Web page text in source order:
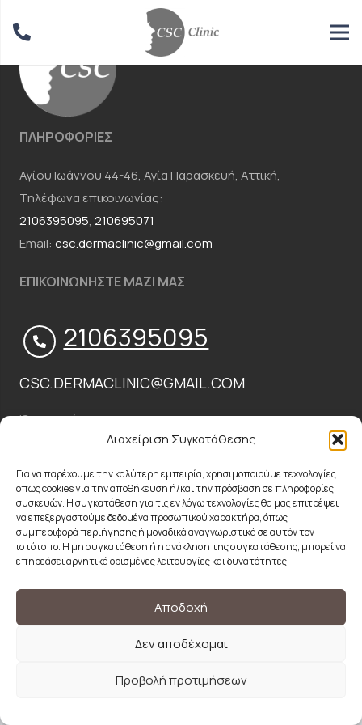
Διαχείριση Συγκατάθεσης
Για να παρέχουμε την καλύτερη εμπειρία, χρησιμοποιούμε τεχνολογίες
όπως cookies για την αποθήκευση ή/και την πρόσβαση σε πληροφορίες
συσκευών. Η συγκατάθεση για τις εν λόγω τεχνολογίες θα μας επιτρέψει
να επεξεργαστούμε δεδομένα προσωπικού χαρακτήρα, όπως
συμπεριφορά περιήγησης ή μοναδικά αναγνωριστικά σε αυτόν τον
ιστότοπο. Η μη συγκατάθεση ή η ανάκληση της συγκατάθεσης, μπορεί να
επηρεάσει αρνητικά ορισμένες λειτουργίες και δυνατότητες.
Αποδοχή
Δεν αποδέχομαι
Προβολή προτιμήσεων
ΠΛΗΡΟΦΟΡΙΕΣ
Αγίου Ιωάννου 44-46, Αγία Παρασκευή, Αττική,
Τηλέφωνα επικοινωνίας:
2106395095, 210695071
Email: csc.dermaclinic@gmail.com
ΕΠΙΚΟΙΝΩΝΗΣΤΕ ΜΑΖΙ ΜΑΣ
2106395095
CSC.DERMACLINIC@GMAIL.COM
Όροι χρήσης
Πολιτική Απορρήτου
© 2024 CSCdermaplastic| Designed and Developed by
ACMDigital